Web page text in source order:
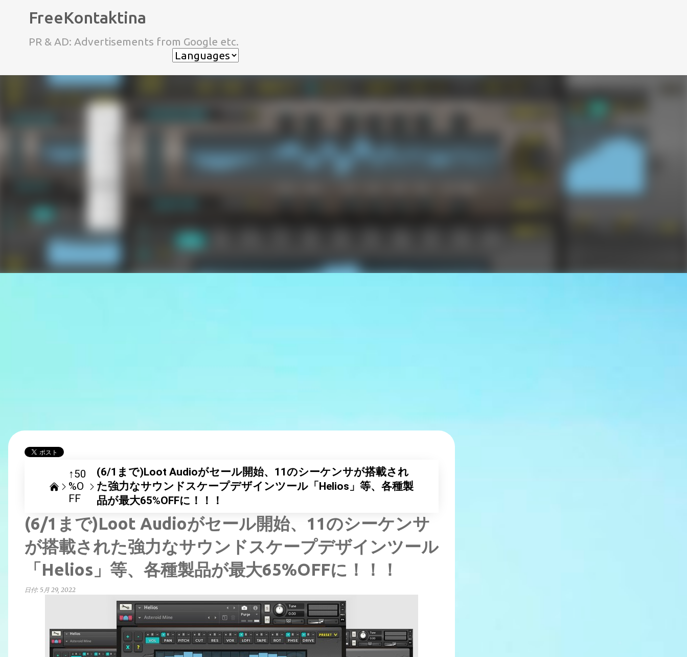
FreeKontaktina
PR & AD: Advertisements from Google etc.
↑50
%O
FF
(6/1まで)Loot Audioがセール開始、11のシーケンサが搭載され
た強力なサウンドスケープデザインツール「Helios」等、各種製
品が最大65%OFFに！！！
(6/1まで)Loot Audioがセール開始、11のシーケンサ
が搭載された強力なサウンドスケープデザインツール
「Helios」等、各種製品が最大65%OFFに！！！
日付: 5月 29, 2022